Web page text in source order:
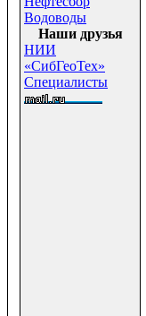
Водоводы
Наши друзья
НИИ
«СибГеоТех»
Специалисты